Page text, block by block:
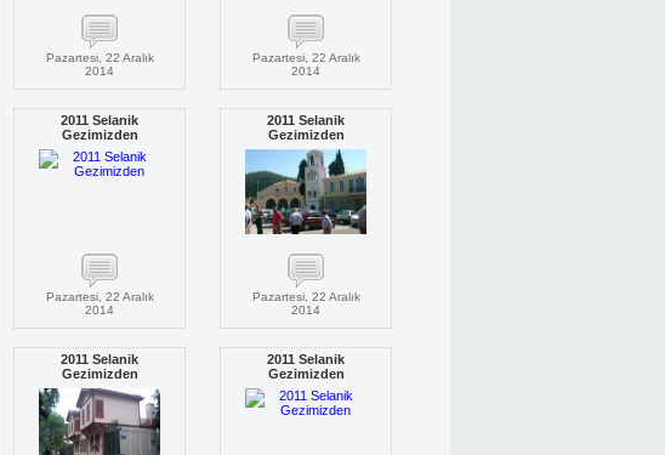
Pazartesi, 22 Aralık
2014
Pazartesi, 22 Aralık
2014
2011 Selanik
Gezimizden
Pazartesi, 22 Aralık
2014
2011 Selanik
Gezimizden
Pazartesi, 22 Aralık
2014
2011 Selanik
Gezimizden
2011 Selanik
Gezimizden